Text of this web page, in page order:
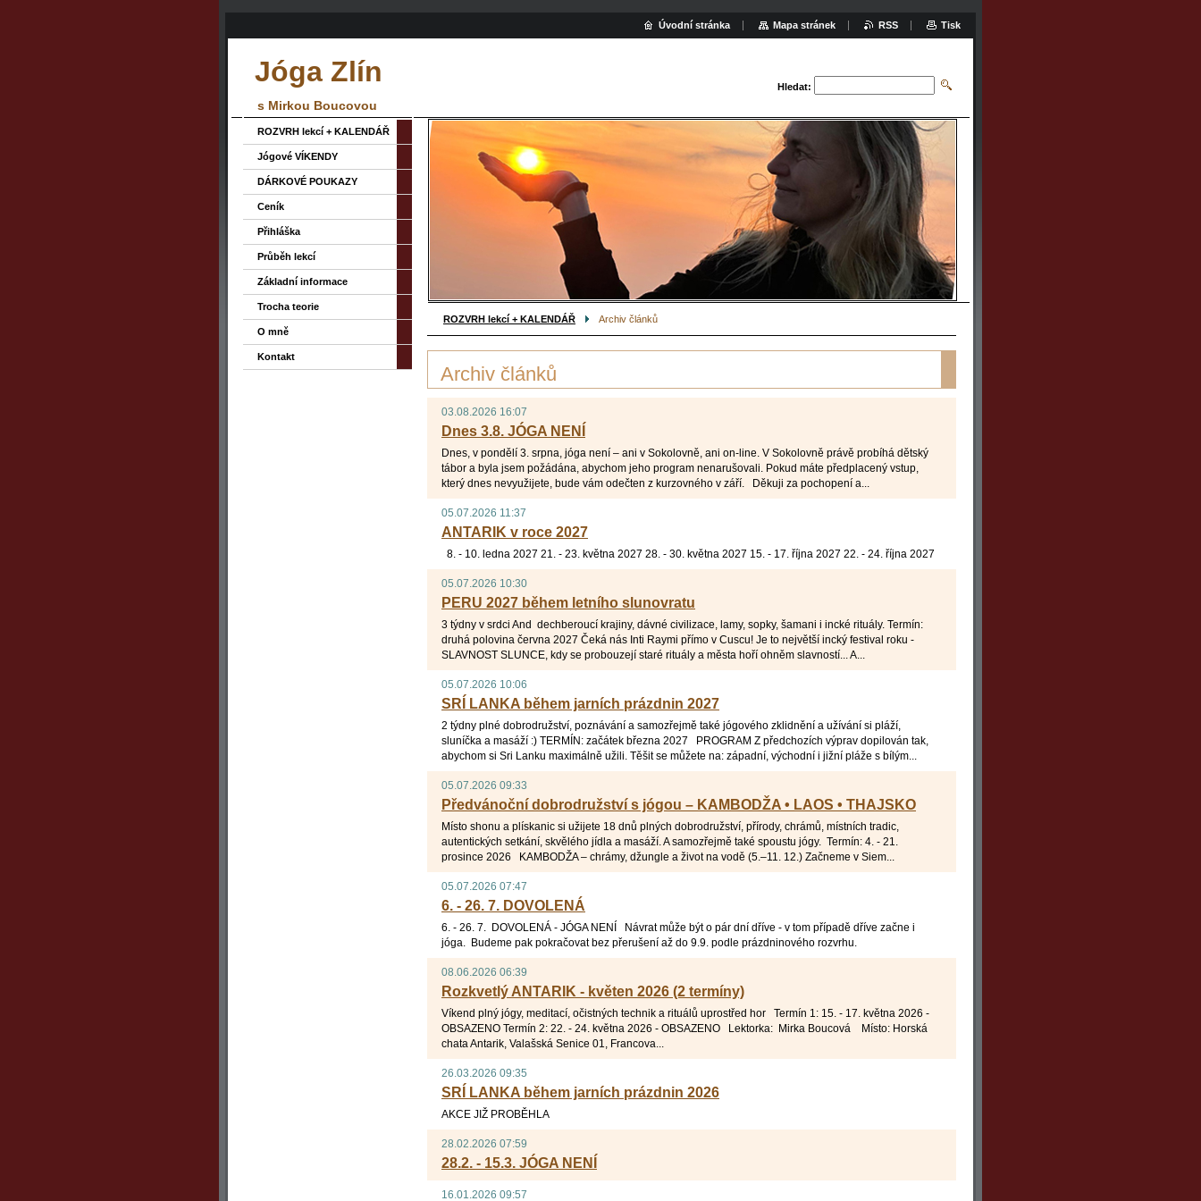
Jóga Zlín
s Mirkou Boucovou
Hledat:
ROZVRH lekcí + KALENDÁŘ Archiv článků
Archiv článků
03.08.2026 16:07
Dnes 3.8. JÓGA NENÍ
Dnes, v pondělí 3. srpna, jóga není – ani v Sokolovně, ani on-line. V Sokolovně právě probíhá dětský
tábor a byla jsem požádána, abychom jeho program nenarušovali. Pokud máte předplacený vstup,
který dnes nevyužijete, bude vám odečten z kurzovného v září. Děkuji za pochopení a...
05.07.2026 11:37
ANTARIK v roce 2027
8. - 10. ledna 2027 21. - 23. května 2027 28. - 30. května 2027 15. - 17. října 2027 22. - 24. října 2027
05.07.2026 10:30
PERU 2027 během letního slunovratu
3 týdny v srdci And dechberoucí krajiny, dávné civilizace, lamy, sopky, šamani i incké rituály. Termín:
druhá polovina června 2027 Čeká nás Inti Raymi přímo v Cuscu! Je to největší incký festival roku -
SLAVNOST SLUNCE, kdy se probouzejí staré rituály a města hoří ohněm slavností... A...
05.07.2026 10:06
SRÍ LANKA během jarních prázdnin 2027
2 týdny plné dobrodružství, poznávání a samozřejmě také jógového zklidnění a užívání si pláží,
sluníčka a masáží :) TERMÍN: začátek března 2027 PROGRAM Z předchozích výprav dopilován tak,
abychom si Sri Lanku maximálně užili. Těšit se můžete na: západní, východní i jižní pláže s bílým...
05.07.2026 09:33
Předvánoční dobrodružství s jógou – KAMBODŽA • LAOS • THAJSKO
Místo shonu a plískanic si užijete 18 dnů plných dobrodružství, přírody, chrámů, místních tradic,
autentických setkání, skvělého jídla a masáží. A samozřejmě také spoustu jógy. Termín: 4. - 21.
prosince 2026 KAMBODŽA – chrámy, džungle a život na vodě (5.–11. 12.) Začneme v Siem...
05.07.2026 07:47
6. - 26. 7. DOVOLENÁ
6. - 26. 7. DOVOLENÁ - JÓGA NENÍ Návrat může být o pár dní dříve - v tom případě dříve začne i
jóga. Budeme pak pokračovat bez přerušení až do 9.9. podle prázdninového rozvrhu.
08.06.2026 06:39
Rozkvetlý ANTARIK - květen 2026 (2 termíny)
Víkend plný jógy, meditací, očistných technik a rituálů uprostřed hor Termín 1: 15. - 17. května 2026 -
OBSAZENO Termín 2: 22. - 24. května 2026 - OBSAZENO Lektorka: Mirka Boucová Místo: Horská
chata Antarik, Valašská Senice 01, Francova...
26.03.2026 09:35
SRÍ LANKA během jarních prázdnin 2026
AKCE JIŽ PROBĚHLA
28.02.2026 07:59
28.2. - 15.3. JÓGA NENÍ
16.01.2026 09:57
ROZVRH lekcí + KALENDÁŘ
Jógové VÍKENDY
DÁRKOVÉ POUKAZY
Ceník
Přihláška
Průběh lekcí
Základní informace
Trocha teorie
O mně
Kontakt
Úvodní stránka Mapa stránek RSS Tisk